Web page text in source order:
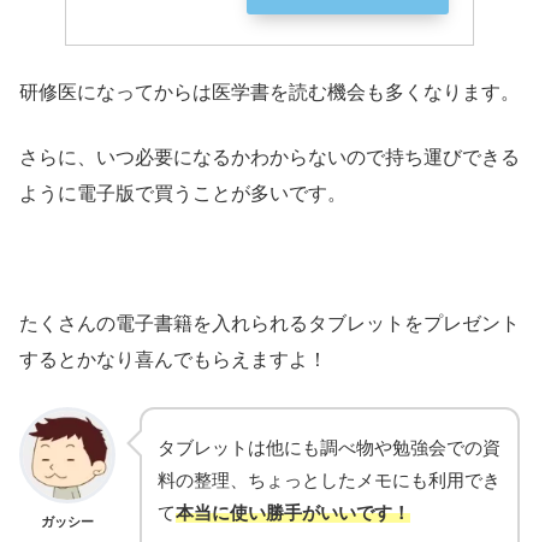
研修医になってからは医学書を読む機会も多くなります。
さらに、いつ必要になるかわからないので持ち運びできる
ように電子版で買うことが多いです。
たくさんの電子書籍を入れられるタブレットをプレゼント
するとかなり喜んでもらえますよ！
ガッシー
タブレットは他にも調べ物や勉強会での資
料の整理、ちょっとしたメモにも利用でき
て本当に使い勝手がいいです！